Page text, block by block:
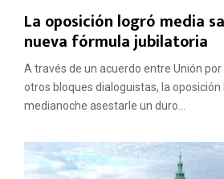
La oposición logró media
nueva fórmula jubilatoria
A través de un acuerdo entre Unión por
otros bloques dialoguistas, la oposición
medianoche asestarle un duro...